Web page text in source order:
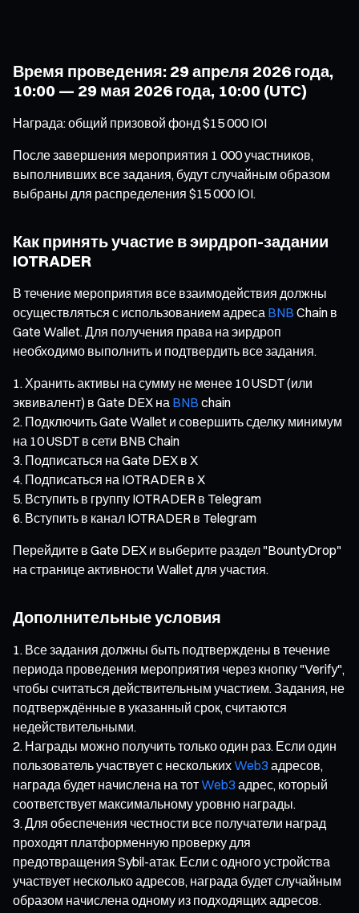
Время проведения: 29 апреля 2026 года,
10:00 — 29 мая 2026 года, 10:00 (UTC)
Награда: общий призовой фонд $15 000 IOI
После завершения мероприятия 1 000 участников,
выполнивших все задания, будут случайным образом
выбраны для распределения $15 000 IOI.
Как принять участие в эирдроп-задании
IOTRADER
В течение мероприятия все взаимодействия должны
осуществляться с использованием адреса BNB Chain в
Gate Wallet. Для получения права на эирдроп
необходимо выполнить и подтвердить все задания.
Хранить активы на сумму не менее 10 USDT (или
эквивалент) в Gate DEX на BNB chain
Подключить Gate Wallet и совершить сделку минимум
на 10 USDT в сети BNB Chain
Подписаться на Gate DEX в X
Подписаться на IOTRADER в X
Вступить в группу IOTRADER в Telegram
Вступить в канал IOTRADER в Telegram
Перейдите в Gate DEX и выберите раздел "BountyDrop"
на странице активности Wallet для участия.
Дополнительные условия
Все задания должны быть подтверждены в течение
периода проведения мероприятия через кнопку "Verify",
чтобы считаться действительным участием. Задания, не
подтверждённые в указанный срок, считаются
недействительными.
Награды можно получить только один раз. Если один
пользователь участвует с несколькихWeb3 адресов,
награда будет начислена на тотWeb3 адрес, который
соответствует максимальному уровню награды.
Для обеспечения честности все получатели наград
проходят платформенную проверку для
предотвращения Sybil-атак. Если с одного устройства
участвует несколько адресов, награда будет случайным
образом начислена одному из подходящих адресов.